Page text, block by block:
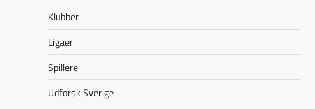
Klubber
Ligaer
Spillere
Udforsk Sverige